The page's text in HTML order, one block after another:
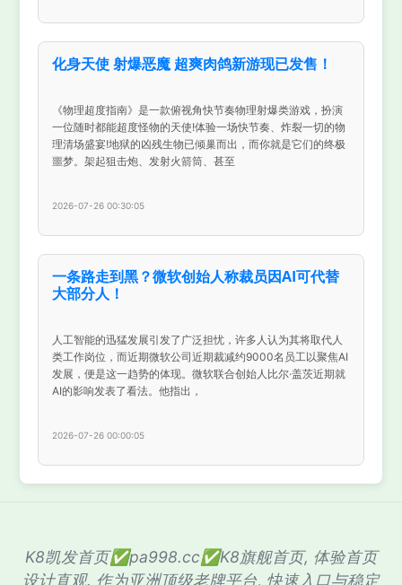
化身天使 射爆恶魔 超爽肉鸽新游现已发售！
《物理超度指南》是一款俯视角快节奏物理射爆类游戏，扮演
一位随时都能超度怪物的天使!体验一场快节奏、炸裂一切的物
理清场盛宴!地狱的凶残生物已倾巢而出，而你就是它们的终极
噩梦。架起狙击炮、发射火箭筒、甚至
2026-07-26 00:30:05
一条路走到黑？微软创始人称裁员因AI可代替
大部分人！
人工智能的迅猛发展引发了广泛担忧，许多人认为其将取代人
类工作岗位，而近期微软公司近期裁减约9000名员工以聚焦AI
发展，便是这一趋势的体现。微软联合创始人比尔·盖茨近期就
AI的影响发表了看法。他指出，
2026-07-26 00:00:05
K8凯发首页✅pa998.cc✅K8旗舰首页, 体验首页
设计直观. 作为亚洲顶级老牌平台, 快速入口与稳定